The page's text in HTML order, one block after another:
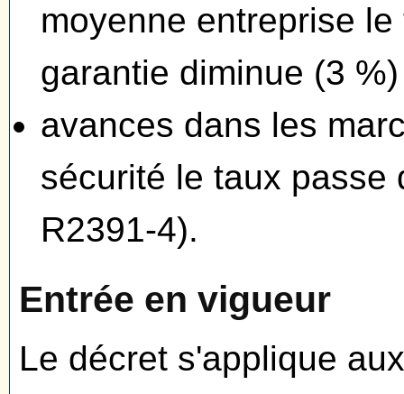
moyenne entreprise
garantie diminue (3
avances dans les
sécurité le taux passe
R2391-4).
Entrée en vigueur
Le décret s'applique